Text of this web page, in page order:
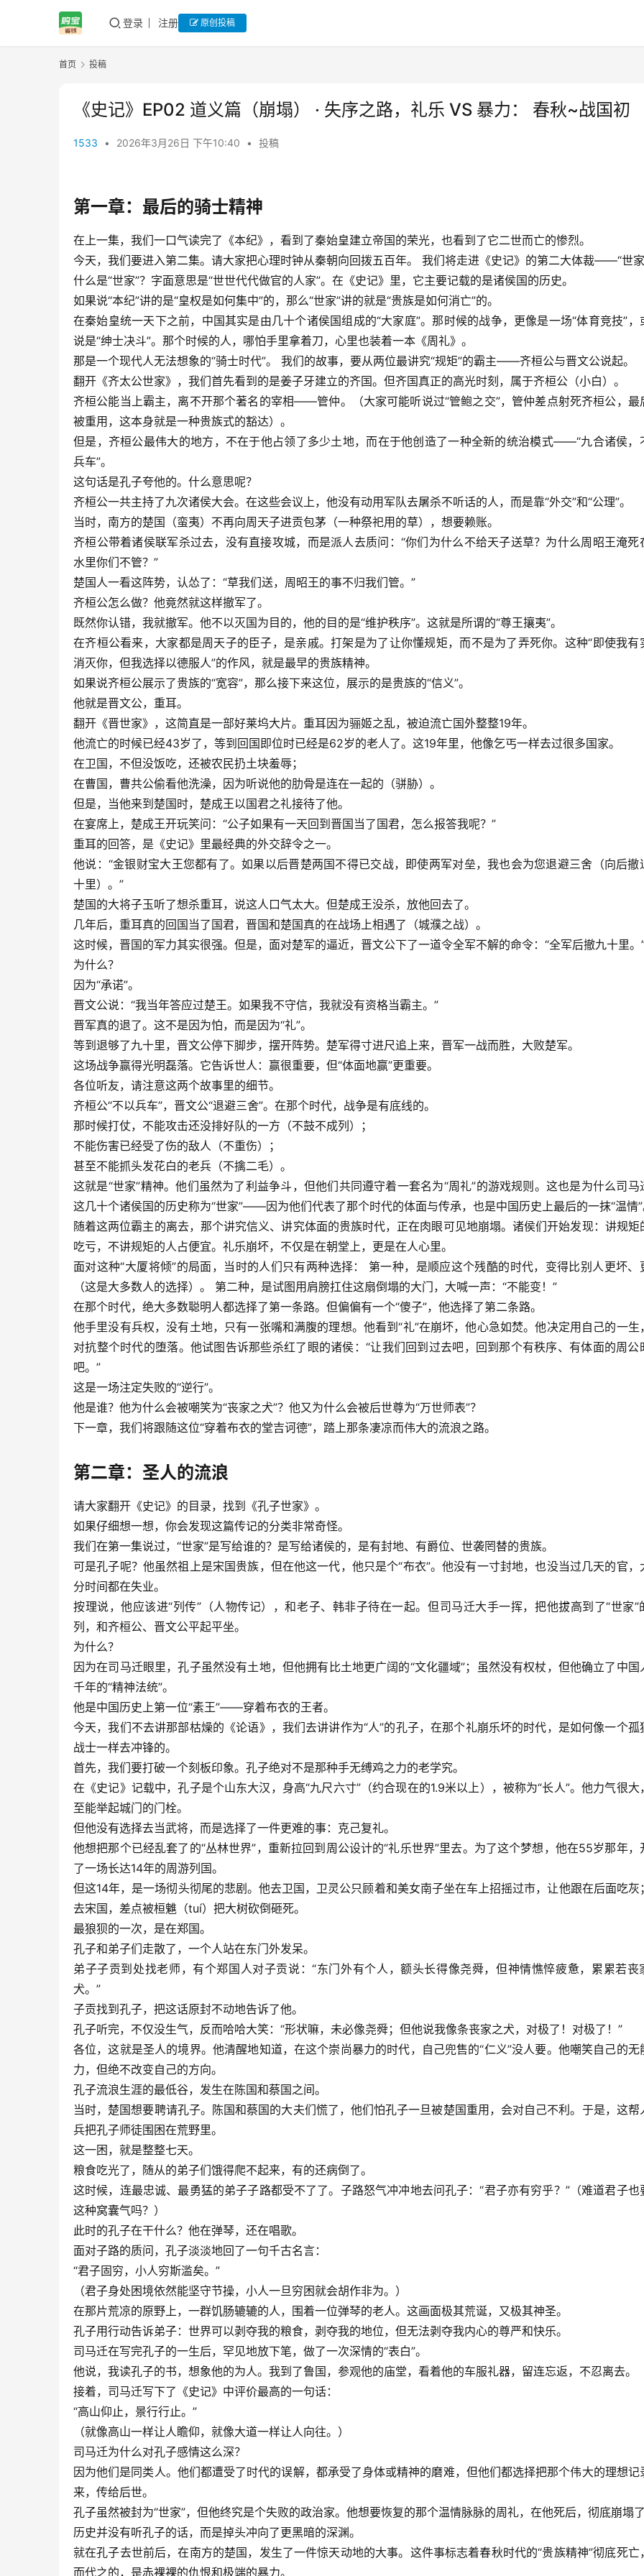
登录 注册 原创投稿
首页 投稿
《史记》EP02 道义篇（崩塌） · 失序之路，礼乐 VS 暴力： 春秋~战国初
1533 • 2026年3月26日 下午10:40 • 投稿
第一章：最后的骑士精神
在上一集，我们一口气读完了《本纪》，看到了秦始皇建立帝国的荣光，也看到了它二世而亡的惨烈。
今天，我们要进入第二集。请大家把心理时钟从秦朝向回拨五百年。 我们将走进 《史记》 的第二大体裁——“世
什么是“世家”？字面意思是“世世代代做官的人家”。在《史记》里，它主要记载的是诸侯国的历史。
如果说“本纪”讲的是“皇权是如何集中”的，那么“世家”讲的就是“贵族是如何消亡”的。
在秦始皇统一天下之前，中国其实是由几十个诸侯国组成的“大家庭”。那时候的战争，更像是一场“体育竞技”，
说是“绅士决斗”。那个时候的人，哪怕手里拿着刀，心里也装着一本《周礼》。
那是一个现代人无法想象的“骑士时代”。 我们的故事，要从两位最讲究“规矩”的霸主——齐桓公与晋文公说起。
翻开《齐太公世家》，我们首先看到的是姜子牙建立的齐国。但齐国真正的高光时刻，属于齐桓公（小白）。
齐桓公能当上霸主，离不开那个著名的宰相——管仲。（大家可能听说过“管鲍之交”，管仲差点射死齐桓公，最
被重用，这本身就是一种贵族式的豁达）。
但是，齐桓公最伟大的地方，不在于他占领了多少土地，而在于他创造了一种全新的统治模式——“九合诸侯，
兵车”。
这句话是孔子夸他的。什么意思呢？
齐桓公一共主持了九次诸侯大会。在这些会议上，他没有动用军队去屠杀不听话的人，而是靠“外交”和“公理”。
当时，南方的楚国（蛮夷）不再向周天子进贡包茅（一种祭祀用的草），想要赖账。
齐桓公带着诸侯联军杀过去，没有直接攻城，而是派人去质问：“你们为什么不给天子送草？为什么周昭王淹死
水里你们不管？”
楚国人一看这阵势，认怂了：“草我们送，周昭王的事不归我们管。”
齐桓公怎么做？他竟然就这样撤军了。
既然你认错，我就撤军。他不以灭国为目的，他的目的是“维护秩序”。这就是所谓的“尊王攘夷”。
在齐桓公看来，大家都是周天子的臣子，是亲戚。打架是为了让你懂规矩，而不是为了弄死你。这种“即使我有
消灭你，但我选择以德服人”的作风，就是最早的贵族精神。
如果说齐桓公展示了贵族的“宽容”，那么接下来这位，展示的是贵族的“信义”。
他就是晋文公，重耳。
翻开《晋世家》，这简直是一部好莱坞大片。重耳因为骊姬之乱，被迫流亡国外整整19年。
他流亡的时候已经43岁了，等到回国即位时已经是62岁的老人了。这19年里，他像乞丐一样去过很多国家。
在卫国，不但没饭吃，还被农民扔土块羞辱；
在曹国，曹共公偷看他洗澡，因为听说他的肋骨是连在一起的（骈胁）。
但是，当他来到楚国时，楚成王以国君之礼接待了他。
在宴席上，楚成王开玩笑问：“公子如果有一天回到晋国当了国君，怎么报答我呢？”
重耳的回答，是《史记》里最经典的外交辞令之一。
他说：“金银财宝大王您都有了。如果以后晋楚两国不得已交战，即使两军对垒，我也会为您退避三舍（向后撤
十里）。”
楚国的大将子玉听了想杀重耳，说这人口气太大。但楚成王没杀，放他回去了。
几年后，重耳真的回国当了国君，晋国和楚国真的在战场上相遇了（城濮之战）。
这时候，晋国的军力其实很强。但是，面对楚军的逼近，晋文公下了一道令全军不解的命令：“全军后撤九十里。
为什么？
因为“承诺”。
晋文公说：“我当年答应过楚王。如果我不守信，我就没有资格当霸主。”
晋军真的退了。这不是因为怕，而是因为“礼”。
等到退够了九十里，晋文公停下脚步，摆开阵势。楚军得寸进尺追上来，晋军一战而胜，大败楚军。
这场战争赢得光明磊落。它告诉世人：赢很重要，但“体面地赢”更重要。
各位听友，请注意这两个故事里的细节。
齐桓公“不以兵车”，晋文公“退避三舍”。在那个时代，战争是有底线的。
那时候打仗，不能攻击还没排好队的一方（不鼓不成列）；
不能伤害已经受了伤的敌人（不重伤）；
甚至不能抓头发花白的老兵（不擒二毛）。
这就是“世家”精神。他们虽然为了利益争斗，但他们共同遵守着一套名为“周礼”的游戏规则。这也是为什么司马
这几十个诸侯国的历史称为“世家”——因为他们代表了那个时代的体面与传承，也是中国历史上最后的一抹“温情
随着这两位霸主的离去，那个讲究信义、讲究体面的贵族时代，正在肉眼可见地崩塌。诸侯们开始发现：讲规矩
吃亏，不讲规矩的人占便宜。礼乐崩坏，不仅是在朝堂上，更是在人心里。
面对这种“大厦将倾”的局面，当时的人们只有两种选择： 第一种，是顺应这个残酷的时代，变得比别人更坏、
（这是大多数人的选择）。 第二种，是试图用肩膀扛住这扇倒塌的大门，大喊一声：“不能变！”
在那个时代，绝大多数聪明人都选择了第一条路。但偏偏有一个“傻子”，他选择了第二条路。
他手里没有兵权，没有土地，只有一张嘴和满腹的理想。他看到“礼”在崩坏，他心急如焚。他决定用自己的一生
对抗整个时代的堕落。他试图告诉那些杀红了眼的诸侯：“让我们回到过去吧，回到那个有秩序、有体面的周公
吧。”
这是一场注定失败的“逆行”。
他是谁？他为什么会被嘲笑为“丧家之犬”？他又为什么会被后世尊为“万世师表”？
下一章，我们将跟随这位“穿着布衣的堂吉诃德”，踏上那条凄凉而伟大的流浪之路。
第二章：圣人的流浪
请大家翻开《史记》的目录，找到《孔子世家》。
如果仔细想一想，你会发现这篇传记的分类非常奇怪。
我们在第一集说过，“世家”是写给谁的？是写给诸侯的，是有封地、有爵位、世袭罔替的贵族。
可是孔子呢？他虽然祖上是宋国贵族，但在他这一代，他只是个“布衣”。他没有一寸封地，也没当过几天的官，
分时间都在失业。
按理说，他应该进“列传”（人物传记），和老子、韩非子待在一起。但司马迁大手一挥，把他拔高到了“世家”
列，和齐桓公、晋文公平起平坐。
为什么？
因为在司马迁眼里，孔子虽然没有土地，但他拥有比土地更广阔的“文化疆域”；虽然没有权杖，但他确立了中国
千年的“精神法统”。
他是中国历史上第一位“素王”——穿着布衣的王者。
今天，我们不去讲那部枯燥的 《论语》 ，我们去讲讲作为“人”的孔子，在那个礼崩乐坏的时代，是如何像一个孤
战士一样去冲锋的。
首先，我们要打破一个刻板印象。孔子绝对不是那种手无缚鸡之力的老学究。
在《史记》记载中，孔子是个山东大汉，身高“九尺六寸”（约合现在的1.9米以上），被称为“长人”。他力气很大
至能举起城门的门栓。
但他没有选择去当武将，而是选择了一件更难的事：克己复礼。
他想把那个已经乱套了的“丛林世界”，重新拉回到周公设计的“礼乐世界”里去。为了这个梦想，他在55岁那年，
了一场长达14年的周游列国。
但这14年，是一场彻头彻尾的悲剧。他去卫国，卫灵公只顾着和美女南子坐在车上招摇过市，让他跟在后面吃灰
去宋国，差点被桓魋（tuí）把大树砍倒砸死。
最狼狈的一次，是在郑国。
孔子和弟子们走散了，一个人站在东门外发呆。
弟子子贡到处找老师，有个郑国人对子贡说：“东门外有个人，额头长得像尧舜，但神情憔悴疲惫，累累若丧
犬。”
子贡找到孔子，把这话原封不动地告诉了他。
孔子听完，不仅没生气，反而哈哈大笑：“形状嘛，未必像尧舜；但他说我像条丧家之犬，对极了！对极了！”
各位，这就是圣人的境界。他清醒地知道，在这个崇尚暴力的时代，自己兜售的“仁义”没人要。他嘲笑自己的无
力，但绝不改变自己的方向。
孔子流浪生涯的最低谷，发生在陈国和蔡国之间。
当时，楚国想要聘请孔子。陈国和蔡国的大夫们慌了，他们怕孔子一旦被楚国重用，会对自己不利。于是，这帮
兵把孔子师徒围困在荒野里。
这一困，就是整整七天。
粮食吃光了，随从的弟子们饿得爬不起来，有的还病倒了。
这时候，连最忠诚、最勇猛的弟子子路都受不了了。子路怒气冲冲地去问孔子：“君子亦有穷乎？”（难道君子也
这种窝囊气吗？）
此时的孔子在干什么？他在弹琴，还在唱歌。
面对子路的质问，孔子淡淡地回了一句千古名言：
“君子固穷，小人穷斯滥矣。”
（君子身处困境依然能坚守节操，小人一旦穷困就会胡作非为。）
在那片荒凉的原野上，一群饥肠辘辘的人，围着一位弹琴的老人。这画面极其荒诞，又极其神圣。
孔子用行动告诉弟子：世界可以剥夺我的粮食，剥夺我的地位，但无法剥夺我内心的尊严和快乐。
司马迁在写完孔子的一生后，罕见地放下笔，做了一次深情的“表白”。
他说，我读孔子的书，想象他的为人。我到了鲁国，参观他的庙堂，看着他的车服礼器，留连忘返，不忍离去。
接着，司马迁写下了《史记》中评价最高的一句话：
“高山仰止，景行行止。”
（就像高山一样让人瞻仰，就像大道一样让人向往。）
司马迁为什么对孔子感情这么深？
因为他们是同类人。他们都遭受了时代的误解，都承受了身体或精神的磨难，但他们都选择把那个伟大的理想记
来，传给后世。
孔子虽然被封为“世家”，但他终究是个失败的政治家。他想要恢复的那个温情脉脉的周礼，在他死后，彻底崩塌
历史并没有听孔子的话，而是掉头冲向了更黑暗的深渊。
就在孔子去世前后，在南方的楚国，发生了一件惊天动地的大事。这件事标志着春秋时代的“贵族精神”彻底死亡
而代之的，是赤裸裸的仇恨和极端的暴力。